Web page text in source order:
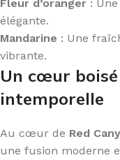
Fleur d’oranger :
élégante.
Mandarine : Une
vibrante.
Un cœur
intemporelle
Au cœur de Red
une fusion moderne